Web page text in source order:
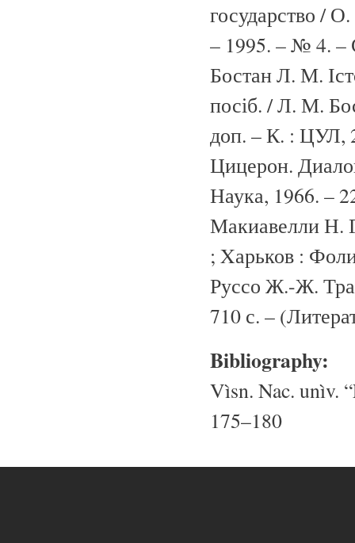
государство /
– 1995. – № 4. –
Бостан Л. М.
посіб. / Л. М.
доп. – К. : ЦУЛ,
Цицерон.
Наука, 1966. –
Макиавелли Н.
; Xарьков :
Руссо Ж.-Ж.
710 с. –
Bibliography:
Vìsn. Nac. unìv.
175–180